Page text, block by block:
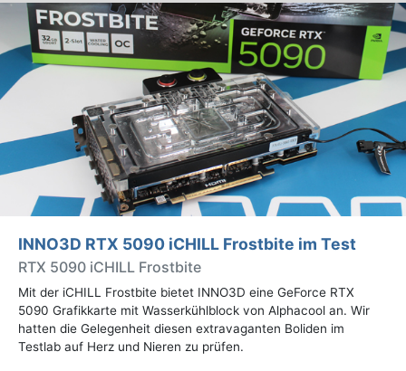
INNO3D RTX 5090 iCHILL Frostbite im Test
RTX 5090 iCHILL Frostbite
Mit der iCHILL Frostbite bietet INNO3D eine GeForce RTX
5090 Grafikkarte mit Wasserkühlblock von Alphacool an. Wir
hatten die Gelegenheit diesen extravaganten Boliden im
Testlab auf Herz und Nieren zu prüfen.